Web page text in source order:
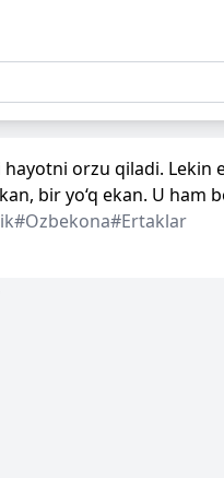
orzu qiladi. Lekin
bir yo‘q ekan. U ham
#Ozbekona#Ertaklar